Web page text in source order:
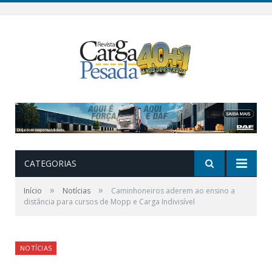
CATEGORIAS
Início » Notícias »
Caminhoneiros aderem ao ensino a
distância para cursos de Mopp e Carga Indivisível
NOTÍCIAS